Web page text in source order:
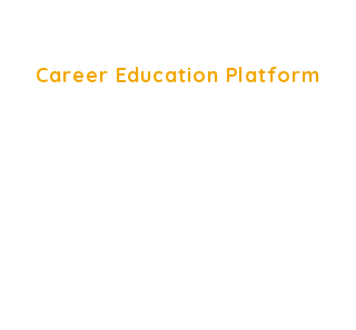
Career Education Platform